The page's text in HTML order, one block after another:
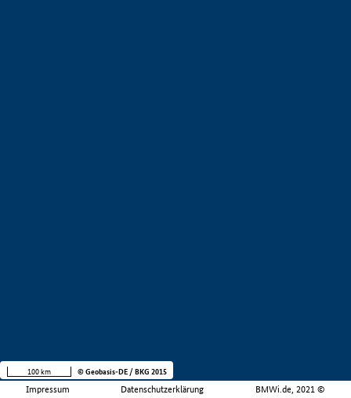
Impressum Datenschutzerklärung BMWi.de, 2021 ©
100 km © Geobasis-DE / BKG 2015